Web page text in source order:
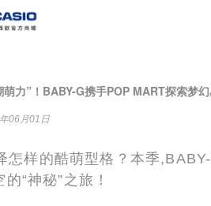
萌力”！BABY-G携手POP MART探索梦
06月01日
样的酷萌型格？本季
“神秘”之旅！